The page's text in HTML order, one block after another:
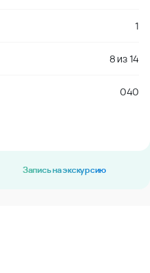
1
8 из14
040
Запись на экскурсию